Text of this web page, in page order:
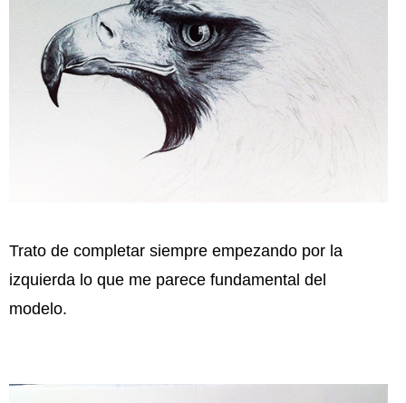
Trato de completar siempre empezando por la
izquierda lo que me parece fundamental del
modelo.